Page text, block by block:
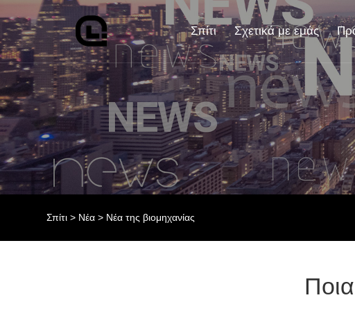
Σπίτι Σχετικά με εμάς
Σπίτι > Νέα > Νέα της βιομηχανίας